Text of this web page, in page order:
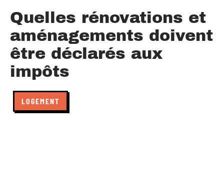
Quelles rénovations et
aménagements doivent
être déclarés aux
impôts
LOGEMENT